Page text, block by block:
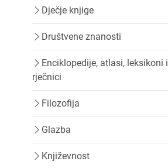
Dječje knjige
Društvene znanosti
Enciklopedije, atlasi, leksikoni i
rječnici
Filozofija
Glazba
Književnost